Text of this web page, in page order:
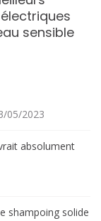
sensible
05/2023
absolument
shampoing solide